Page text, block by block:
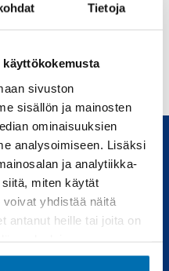
Tietoja
sivuston
sisällön ja mainosten
ominaisuuksien
analysoimiseen. Lisäksi
ja analytiikka-
miten käytät
yhdistää näitä
antanut heille tai joita on
-
joka tarpeeseen.
Huolto